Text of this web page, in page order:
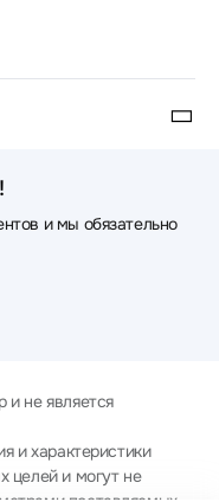
и мы обязательно
и не является
и характеристики
целей и могут не